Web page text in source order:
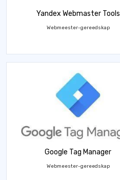
Yandex Webmaster Tools
Webmeester-gereedskap
Google Tag Manager
Webmeester-gereedskap